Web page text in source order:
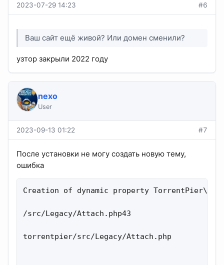
2023-07-29 14:23 #6
Ваш сайт ещё живой? Или домен сменили?
узтор закрыли 2022 году
nexo
User
2023-09-13 01:22 #7
После установки не могу создать новую тему,
ошибка
Creation of dynamic property
/src/Legacy/Attach.php43
torrentpier/src/Legacy/Attach.php